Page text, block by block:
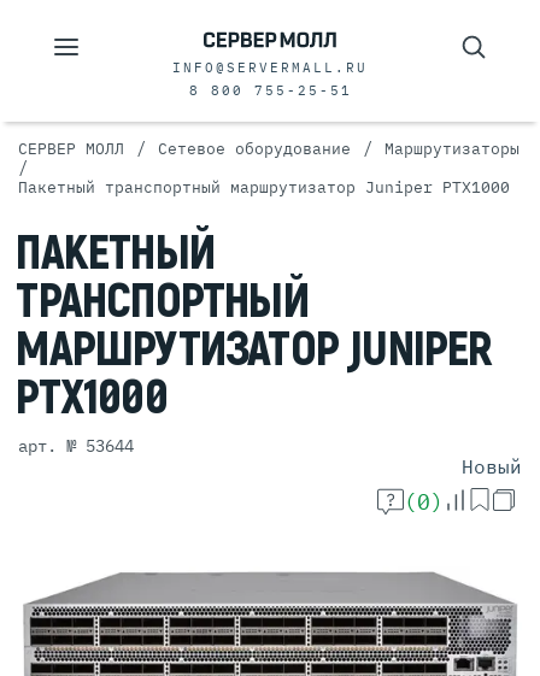
INFO@SERVERMALL.RU
8 800 755-25-51
СЕРВЕР МОЛЛ / Сетевое оборудование / Маршрутизаторы
/
Пакетный транспортный маршрутизатор Juniper PTX1000
ПАКЕТНЫЙ
ТРАНСПОРТНЫЙ
МАРШРУТИЗАТОРJUNIPER
PTX1000
арт. № 53644
Новый
(0)